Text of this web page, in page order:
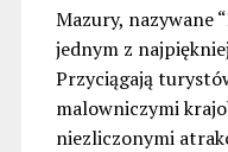
Mazury, nazywane
jednym z
Przyciągają
malowniczymi
niezliczonymi